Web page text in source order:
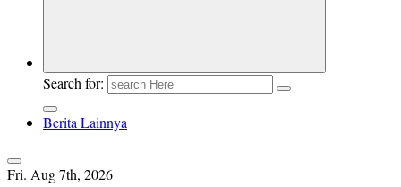
Search for:
Berita Lainnya
Fri. Aug 7th, 2026